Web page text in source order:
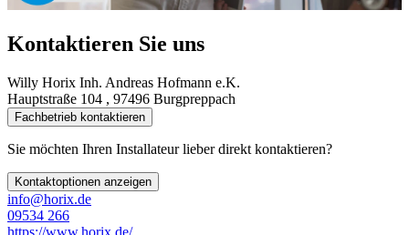
Kontaktieren Sie uns
Willy Horix Inh. Andreas Hofmann e.K.
Hauptstraße 104 , 97496 Burgpreppach
Fachbetrieb kontaktieren
Sie möchten Ihren Installateur lieber direkt kontaktieren?
Kontaktoptionen anzeigen
info@horix.de
09534 266
https://www.horix.de/